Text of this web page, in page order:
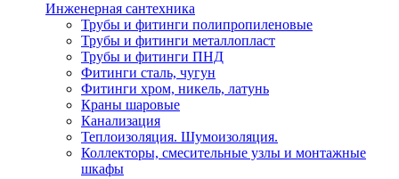
Инженерная сантехника
Трубы и фитинги полипропиленовые
Трубы и фитинги металлопласт
Трубы и фитинги ПНД
Фитинги сталь, чугун
Фитинги хром, никель, латунь
Краны шаровые
Канализация
Теплоизоляция. Шумоизоляция.
Коллекторы, смесительные узлы и монтажные
шкафы